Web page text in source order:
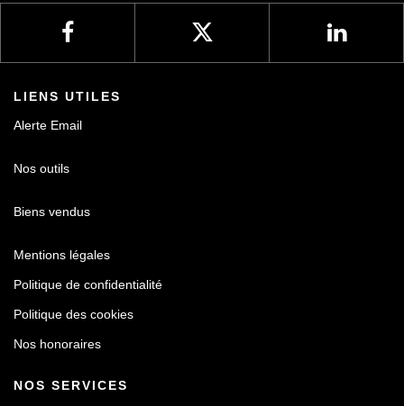
LIENS UTILES
Alerte Email
Nos outils
Biens vendus
Mentions légales
Politique de confidentialité
Politique des cookies
Nos honoraires
NOS SERVICES